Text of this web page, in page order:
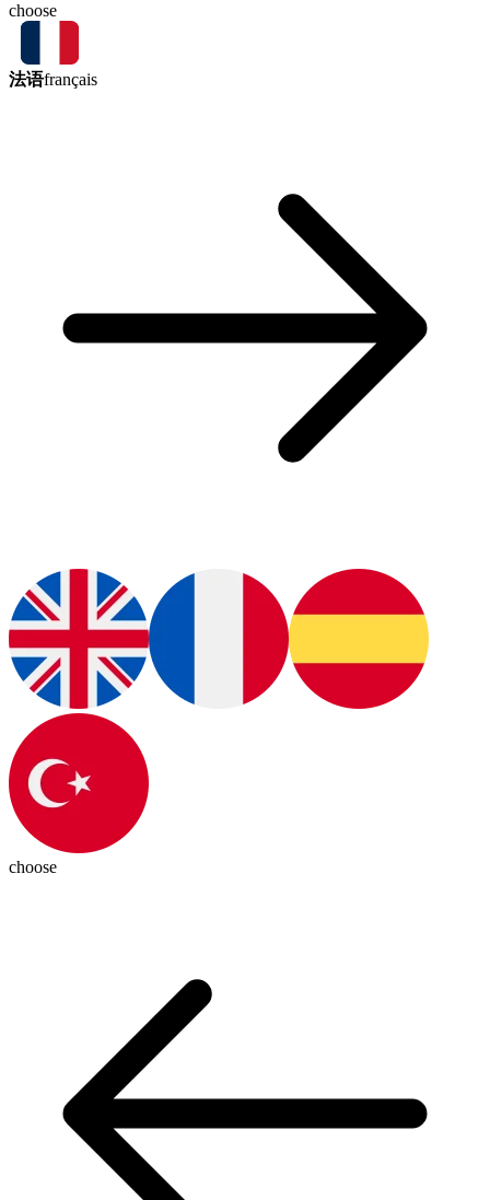
choose
法语français
choose